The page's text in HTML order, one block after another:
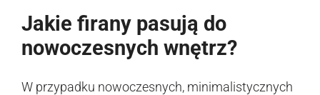
Jakie firany pasują do
nowoczesnych wnętrz?
W przypadku nowoczesnych, minimalistycznych